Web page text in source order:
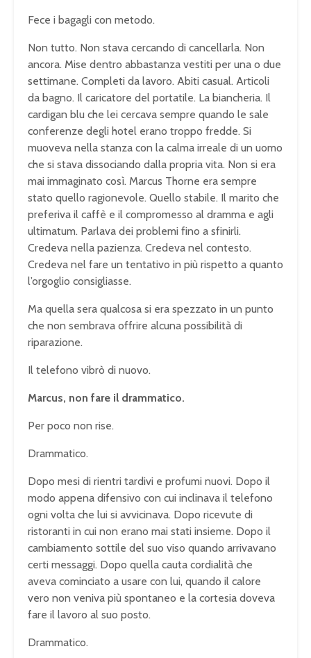
Fece i bagagli con metodo.
Non tutto. Non stava cercando di cancellarla. Non
ancora. Mise dentro abbastanza vestiti per una o due
settimane. Completi da lavoro. Abiti casual. Articoli
da bagno. Il caricatore del portatile. La biancheria. Il
cardigan blu che lei cercava sempre quando le sale
conferenze degli hotel erano troppo fredde. Si
muoveva nella stanza con la calma irreale di un uomo
che si stava dissociando dalla propria vita. Non si era
mai immaginato così. Marcus Thorne era sempre
stato quello ragionevole. Quello stabile. Il marito che
preferiva il caffè e il compromesso al dramma e agli
ultimatum. Parlava dei problemi fino a sfinirli.
Credeva nella pazienza. Credeva nel contesto.
Credeva nel fare un tentativo in più rispetto a quanto
l’orgoglio consigliasse.
Ma quella sera qualcosa si era spezzato in un punto
che non sembrava offrire alcuna possibilità di
riparazione.
Il telefono vibrò di nuovo.
Marcus, non fare il drammatico.
Per poco non rise.
Drammatico.
Dopo mesi di rientri tardivi e profumi nuovi. Dopo il
modo appena difensivo con cui inclinava il telefono
ogni volta che lui si avvicinava. Dopo ricevute di
ristoranti in cui non erano mai stati insieme. Dopo il
cambiamento sottile del suo viso quando arrivavano
certi messaggi. Dopo quella cauta cordialità che
aveva cominciato a usare con lui, quando il calore
vero non veniva più spontaneo e la cortesia doveva
fare il lavoro al suo posto.
Drammatico.